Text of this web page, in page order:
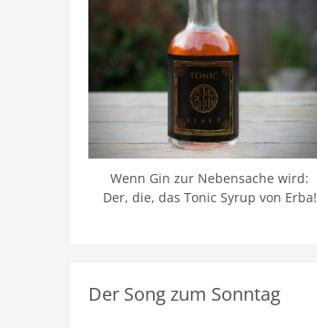
Wenn Gin zur Nebensache wird:
Der, die, das Tonic Syrup von Erba!
Der Song zum Sonntag